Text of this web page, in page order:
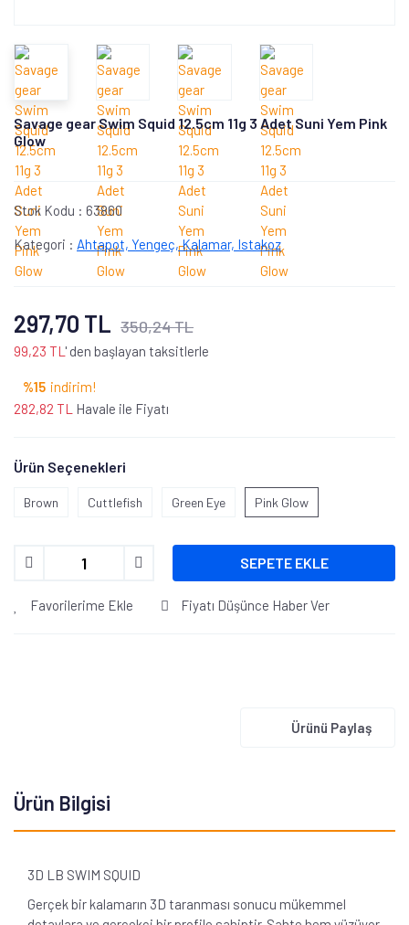
Savage gear Swim Squid 12.5cm 11g 3 Adet Suni Yem Pink
Glow
Stok Kodu : 63860
Kategori : Ahtapot, Yengeç, Kalamar, Istakoz
297,70 TL 350,24 TL
99,23 TL ' den başlayan taksitlerle
%15 indirim!
282,82 TL
Havale ile Fiyatı
Ürün Seçenekleri
Brown Cuttlefish Green Eye Pink Glow
SEPETE EKLE
Favorilerime Ekle Fiyatı Düşünce Haber Ver
Ürünü Paylaş
Ürün Bilgisi
3D LB SWIM SQUID
Gerçek bir kalamarın 3D taranması sonucu mükemmel